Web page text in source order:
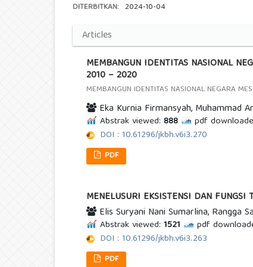
DITERBITKAN: 2024-10-04
Articles
MEMBANGUN IDENTITAS NASIONAL
2010 – 2020
MEMBANGUN IDENTITAS NASIONAL NEGARA
Eka Kurnia Firmansyah, Muhammad
Abstrak viewed: 888 pdf
DOI : 10.61296/jkbh.v6i3.270
PDF
MENELUSURI EKSISTENSI DAN
Elis Suryani Nani Sumarlina, Rangga
Abstrak viewed: 1521 pdf
DOI : 10.61296/jkbh.v6i3.263
PDF